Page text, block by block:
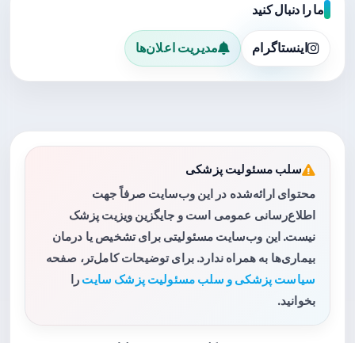
ما را دنبال کنید
اینستاگرام مدیریت اعلان‌ها
سلب مسئولیت پزشکی
محتوای ارائه‌شده در این وب‌سایت صرفاً جهت
اطلاع‌رسانی عمومی است و جایگزین ویزیت پزشک
نیست. این وب‌سایت مسئولیتی برای تشخیص یا درمان
بیماری‌ها به همراه ندارد. برای توضیحات کامل‌تر، صفحه
سیاست پزشکی و سلب مسئولیت پزشک سایت را
بخوانید.